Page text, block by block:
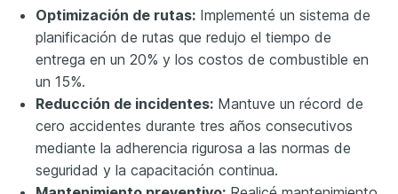
Optimización de rutas: Implementé un sistema de
planificación de rutas que redujo el tiempo de
entrega en un 20% y los costos de combustible en
un 15%.
Reducción de incidentes: Mantuve un récord de
cero accidentes durante tres años consecutivos
mediante la adherencia rigurosa a las normas de
seguridad y la capacitación continua.